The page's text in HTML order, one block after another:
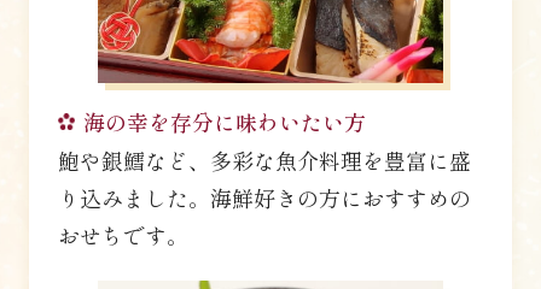
海の幸を存分に味わいたい方
鮑や銀鱈など、多彩な魚介料理を豊富に盛
り込みました。海鮮好きの方におすすめの
おせちです。